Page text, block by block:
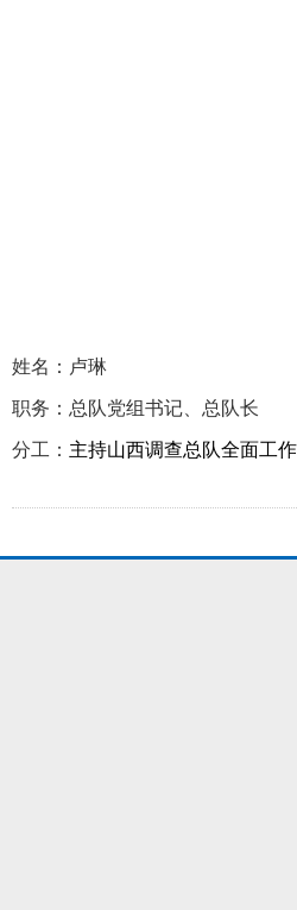
姓名：卢琳
职务：总队党组书记、总队长
分工： 主持山西调查总队全面工